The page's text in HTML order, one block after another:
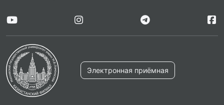
Электронная приёмная